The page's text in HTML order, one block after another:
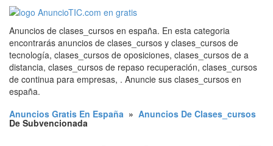
Anuncios de clases_cursos en españa. En esta categoria
encontrarás anuncios de clases_cursos y clases_cursos de
tecnología, clases_cursos de oposiciones, clases_cursos de a
distancia, clases_cursos de repaso recuperación, clases_cursos
de continua para empresas, . Anuncie sus clases_cursos en
españa.
Anuncios Gratis En España » Anuncios De Clases_cursos
De Subvencionada